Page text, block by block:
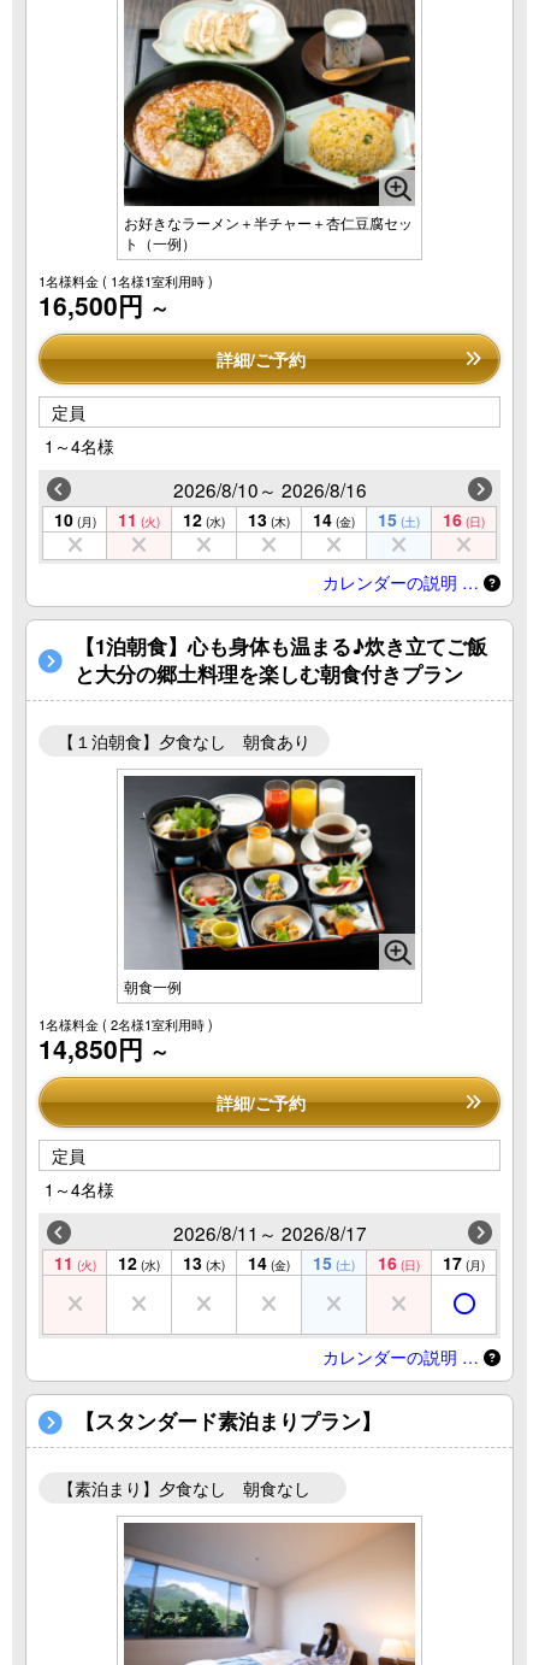
お好きなラーメン＋半チャー＋杏仁豆腐セッ
ト（一例）
1名様料金( 1名様1室利用時 )
16,500円 ～
詳細/ご予約
定員
1～4名様
2026/8/10～ 2026/8/16
10 (月) 11 (火) 12 (水) 13 (木) 14 (金) 15 (土) 16 (日)
カレンダーの説明 …
【1泊朝食】心も身体も温まる♪炊き立てご飯
と大分の郷土料理を楽しむ朝食付きプラン
【１泊朝食】夕食なし 朝食あり
朝食一例
1名様料金( 2名様1室利用時 )
14,850円 ～
詳細/ご予約
定員
1～4名様
2026/8/11～ 2026/8/17
11 (火) 12 (水) 13 (木) 14 (金) 15 (土) 16 (日) 17 (月)
カレンダーの説明 …
【スタンダード素泊まりプラン】
【素泊まり】夕食なし 朝食なし